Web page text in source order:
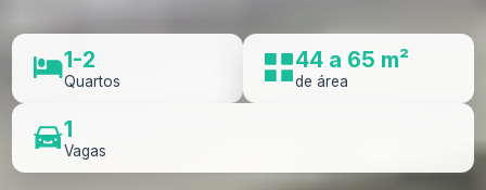
1-2
Quartos
44 a 65 m²
de área
1
Vagas